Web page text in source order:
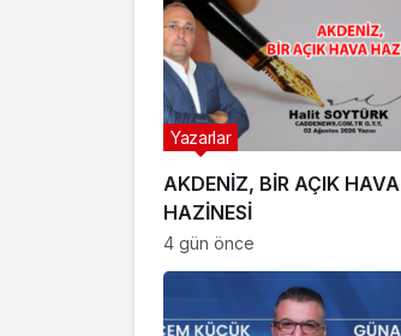
AKDENİZ, BİR AÇIK HAVA
HAZİNESİ
Yazarlar
4 gün önce